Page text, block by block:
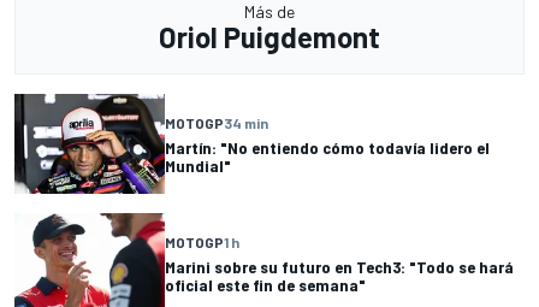
Más de
Oriol Puigdemont
MOTOGP34 min
Martín: "No entiendo cómo todavía lidero el
Mundial"
MOTOGP1 h
Marini sobre su futuro en Tech3: "Todo se hará
oficial este fin de semana"